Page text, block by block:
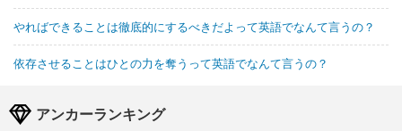
やればできることは徹底的にするべきだよって英語でなんて言うの？
依存させることはひとの力を奪うって英語でなんて言うの？
アンカーランキング